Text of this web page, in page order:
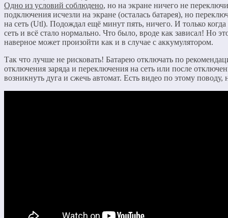
Одно из условий соблюдено, но на экране ничего не
подключения исчезли на экране (осталась батарея), но
на сеть (Utl). Подождал ещё минут пять, ничего. И только
сеть и всё стало нормально. Что было, вроде как зависал! Но
наверное может произойти как и в случае с аккумулятором.
Так что лучше не рисковать! Батарею отключать по
отключения заряда и переключения на сеть или после
возникнуть дуга и сжечь автомат. Есть видео по этому поводу,